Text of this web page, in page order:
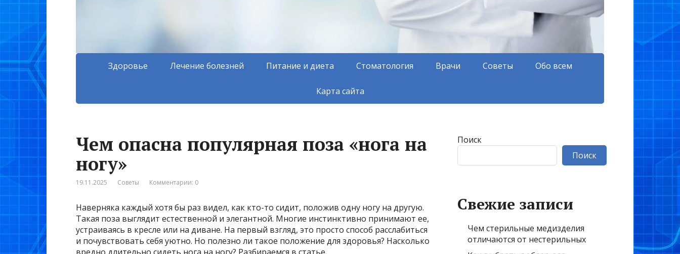
Здоровье Лечение болезней Питание и диета Стоматология Врачи Советы Обо всем
Карта сайта
Чем опасна популярная поза «нога на
ногу»
19.11.2025 Советы Комментарии: 0
Наверняка каждый хотя бы раз видел, как кто-то сидит, положив одну ногу на другую.
Такая поза выглядит естественной и элегантной. Многие инстинктивно принимают ее,
устраиваясь в кресле или на диване. На первый взгляд, это просто способ расслабиться
и почувствовать себя уютно. Но полезно ли такое положение для здоровья? Насколько
Поиск
Поиск
Свежие записи
Чем стерильные медизделия
отличаются от нестерильных